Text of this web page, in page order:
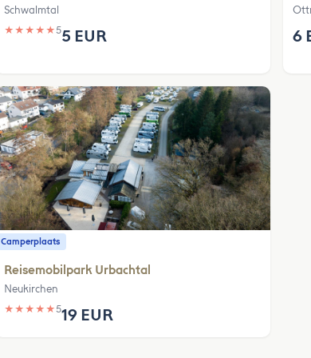
Schwalmtal
★ ★ ★ ★ ★55 EUR 6
Camperplaats
Reisemobilpark Urbachtal
Neukirchen
★ ★ ★ ★ ★519 EUR